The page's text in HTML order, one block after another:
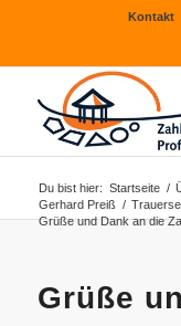
Kontakt
Du bist hier: Startseite /
Gerhard Preiß /
Grüße und Dank an die
Grüße